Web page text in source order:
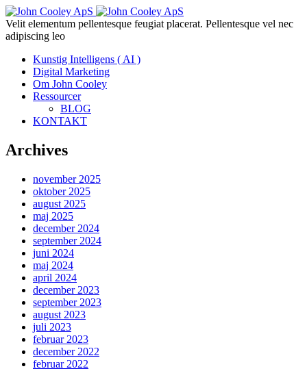
Velit elementum pellentesque feugiat placerat. Pellentesque vel nec
adipiscing leo
Kunstig Intelligens ( AI )
Digital Marketing
Om John Cooley
Ressourcer
BLOG
KONTAKT
Archives
november 2025
oktober 2025
august 2025
maj 2025
december 2024
september 2024
juni 2024
maj 2024
april 2024
december 2023
september 2023
august 2023
juli 2023
februar 2023
december 2022
februar 2022